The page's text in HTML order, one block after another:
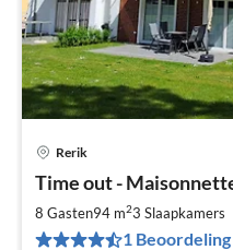
Rerik
Time out -
8 Gasten94 m23 Slaapkamers
1 Beoordeling